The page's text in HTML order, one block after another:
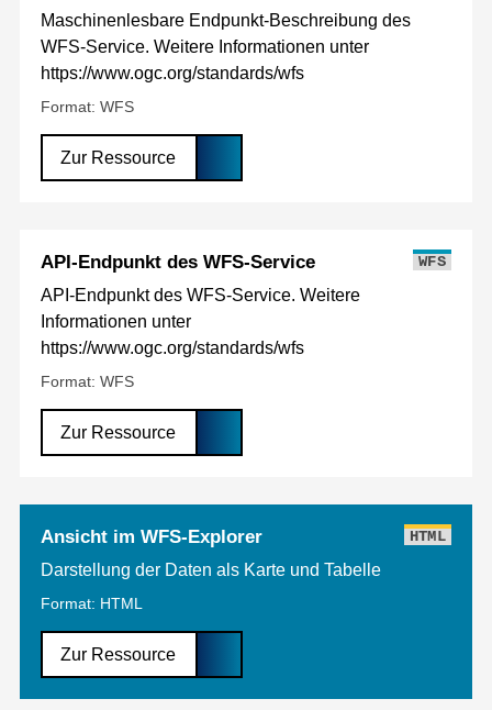
Maschinenlesbare Endpunkt-Beschreibung des
WFS-Service. Weitere Informationen unter
https://www.ogc.org/standards/wfs
Format: WFS
Zur Ressource
API-Endpunkt des WFS-Service WFS
API-Endpunkt des WFS-Service. Weitere
Informationen unter
https://www.ogc.org/standards/wfs
Format: WFS
Zur Ressource
Ansicht im WFS-Explorer HTML
Darstellung der Daten als Karte und Tabelle
Format: HTML
Zur Ressource